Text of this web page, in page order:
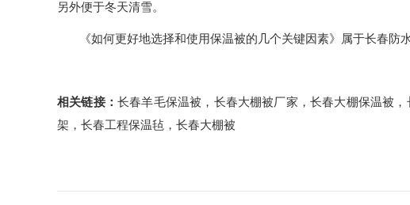
另外便于冬天清雪。
《如何更好地选择和使用保温被的几个关键因素》属于长春防
相关链接： 长春羊毛保温被 ， 长春大棚被厂家 ，长春大棚保温被 ，
架 ， 长春工程保温毡 ， 长春大棚被